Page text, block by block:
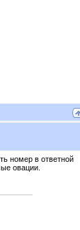
номер в ответной
овации.